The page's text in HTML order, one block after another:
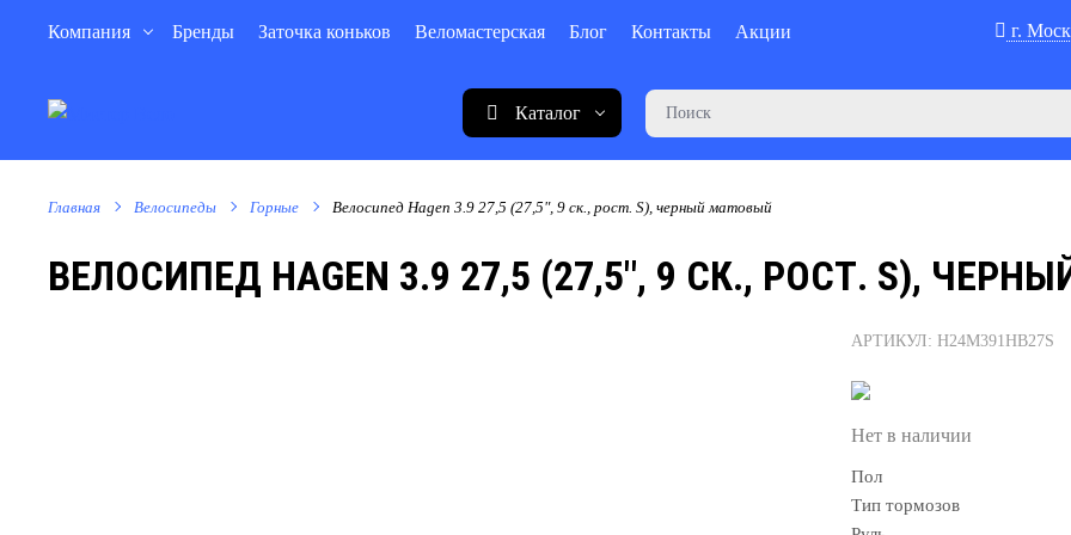
Компания Бренды Заточка коньков Веломастерская Блог Контакты Акции г.
Каталог
Главная Велосипеды Горные Велосипед Hagen 3.9 27,5 (27,5", 9 ск., рост. S), черный матовый
ВЕЛОСИПЕД HAGEN 3.9 27,5 (27,5", 9 СК., РОСТ. S),
АРТИКУЛ: H24M391HB27S
Нет в наличии
Пол
Тип тормозов